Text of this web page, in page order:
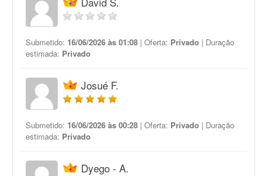
Submetido: 16/06/2026 às 01:08 | Oferta: Privado | Duração
estimada: Privado
Josué F.
Submetido: 16/06/2026 às 00:28 | Oferta: Privado | Duração
estimada: Privado
Dyego - A.